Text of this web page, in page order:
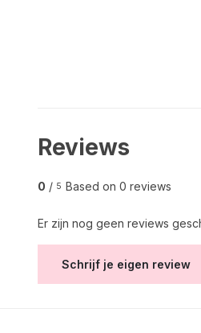
Reviews
0 / 5 Based on 0 reviews
Er zijn nog geen reviews
Schrijf je eigen review